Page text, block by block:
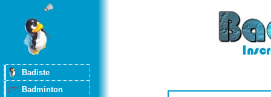
Badiste
Badminton